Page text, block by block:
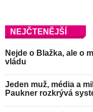
NEJČTENĚJŠÍ
Nejde o Blažka, ale o
vládu
Jeden muž, média a
Paukner rozkrývá